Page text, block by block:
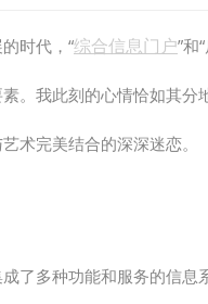
时代，“综合信息门户”和
。我此刻的心情恰如其分
完美结合的深深迷恋。
了多种功能和服务的信息